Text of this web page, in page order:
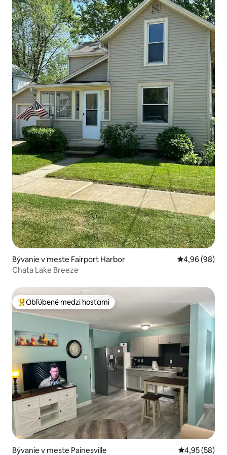
Bývanie v meste Fairport Harbor Priemerné
4,96 (98)
Chata Lake Breeze
Najobľúbenejšie medzi hosťami
Obľúbené medzi hosťami
Bývanie v meste Painesville Priemerné
4,95 (58)